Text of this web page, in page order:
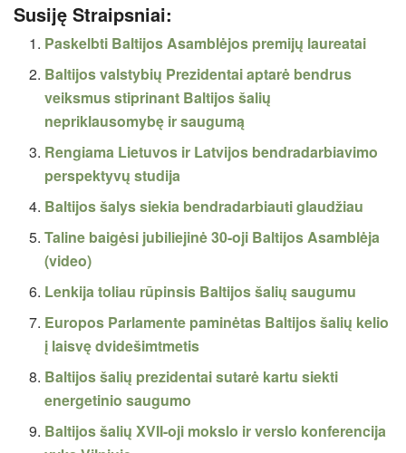
Susiję Straipsniai:
Paskelbti Baltijos Asamblėjos premijų laureatai
Baltijos valstybių Prezidentai aptarė bendrus
veiksmus stiprinant Baltijos šalių
nepriklausomybę ir saugumą
Rengiama Lietuvos ir Latvijos bendradarbiavimo
perspektyvų studija
Baltijos šalys siekia bendradarbiauti glaudžiau
Taline baigėsi jubiliejinė 30-oji Baltijos Asamblėja
(video)
Lenkija toliau rūpinsis Baltijos šalių saugumu
Europos Parlamente paminėtas Baltijos šalių kelio
į laisvę dvidešimtmetis
Baltijos šalių prezidentai sutarė kartu siekti
energetinio saugumo
Baltijos šalių XVII-oji mokslo ir verslo konferencija